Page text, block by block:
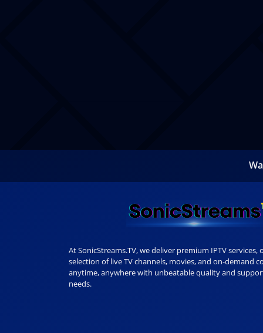
At SonicStreams.TV, we deliver premium IPTV services,
selection of live TV channels, movies, and on-demand
anytime, anywhere with unbeatable quality and
needs.